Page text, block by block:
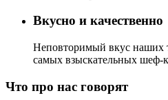
Вкусно и качественно
Неповторимый вкус наших
самых взыскательных шеф-
Что про нас говорят